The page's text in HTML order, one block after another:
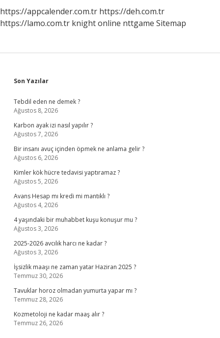
https://appcalender.com.tr https://deh.com.tr
https://lamo.com.tr knight online nttgame Sitemap
Sidebar
Son Yazılar
Tebdil eden ne demek ?
Ağustos 8, 2026
Karbon ayak izi nasıl yapılır ?
Ağustos 7, 2026
Bir insanı avuç içinden öpmek ne anlama gelir ?
Ağustos 6, 2026
Kimler kök hücre tedavisi yaptıramaz ?
Ağustos 5, 2026
Avans Hesap mı kredi mi mantıklı ?
Ağustos 4, 2026
4 yaşındaki bir muhabbet kuşu konuşur mu ?
Ağustos 3, 2026
2025-2026 avcılık harcı ne kadar ?
Ağustos 3, 2026
İşsizlik maaşı ne zaman yatar Haziran 2025 ?
Temmuz 30, 2026
Tavuklar horoz olmadan yumurta yapar mı ?
Temmuz 28, 2026
Kozmetoloji ne kadar maaş alır ?
Temmuz 26, 2026